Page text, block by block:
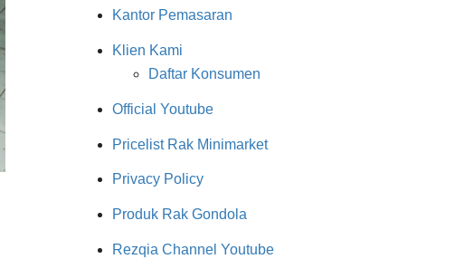
Kantor Pemasaran
Klien Kami
Daftar Konsumen
Official Youtube
Pricelist Rak Minimarket
Privacy Policy
Produk Rak Gondola
Rezqia Channel Youtube